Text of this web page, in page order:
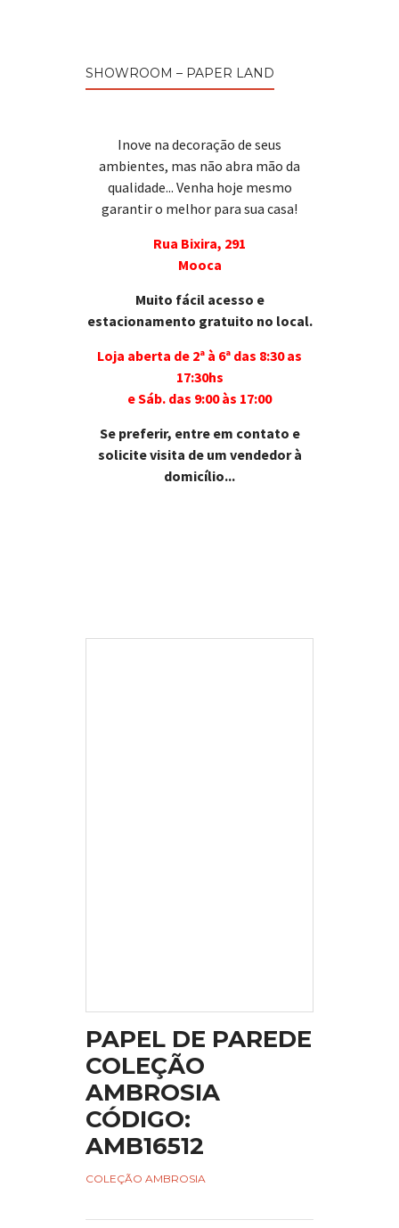
SHOWROOM – PAPER LAND
Inove na decoração de seus
ambientes, mas não abra mão da
qualidade... Venha hoje mesmo
garantir o melhor para sua casa!
Rua Bixira, 291
Mooca
Muito fácil acesso e
estacionamento gratuito no local.
Loja aberta de 2ª à 6ª das 8:30 as
17:30hs
e Sáb. das 9:00 às 17:00
Se preferir, entre em contato e
solicite visita de um vendedor à
domicílio...
PAPEL DE PAREDE
COLEÇÃO
AMBROSIA
CÓDIGO:
AMB16512
COLEÇÃO AMBROSIA